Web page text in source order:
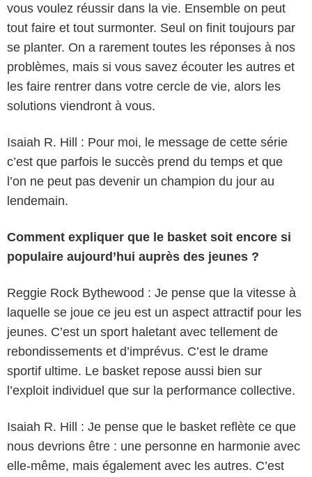
vous voulez réussir dans la vie. Ensemble on peut
tout faire et tout surmonter. Seul on finit toujours par
se planter. On a rarement toutes les réponses à nos
problèmes, mais si vous savez écouter les autres et
les faire rentrer dans votre cercle de vie, alors les
solutions viendront à vous.
Isaiah R. Hill : Pour moi, le message de cette série
c’est que parfois le succès prend du temps et que
l’on ne peut pas devenir un champion du jour au
lendemain.
Comment expliquer que le basket soit encore si
populaire aujourd’hui auprès des jeunes ?
Reggie Rock Bythewood : Je pense que la vitesse à
laquelle se joue ce jeu est un aspect attractif pour les
jeunes. C’est un sport haletant avec tellement de
rebondissements et d’imprévus. C’est le drame
sportif ultime. Le basket repose aussi bien sur
l’exploit individuel que sur la performance collective.
Isaiah R. Hill : Je pense que le basket reflète ce que
nous devrions être : une personne en harmonie avec
elle-même, mais également avec les autres. C’est